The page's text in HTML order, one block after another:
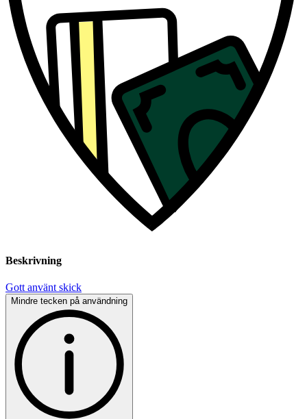
Beskrivning
Gott använt skick
Mindre tecken på användning